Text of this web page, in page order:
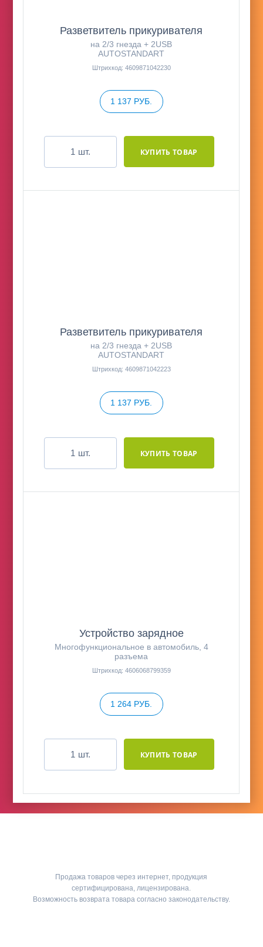
Разветвитель прикуривателя
на 2/3 гнезда + 2USB
AUTOSTANDART
Штрихкод: 4609871042230
1 137 РУБ.
шт.
Разветвитель прикуривателя
на 2/3 гнезда + 2USB
AUTOSTANDART
Штрихкод: 4609871042223
1 137 РУБ.
шт.
Устройство зарядное
Многофункциональное в автомобиль, 4
разъема
Штрихкод: 4606068799359
1 264 РУБ.
шт.
Продажа товаров через интернет, продукция
сертифицирована, лицензирована.
Возможность возврата товара согласно законодательству.